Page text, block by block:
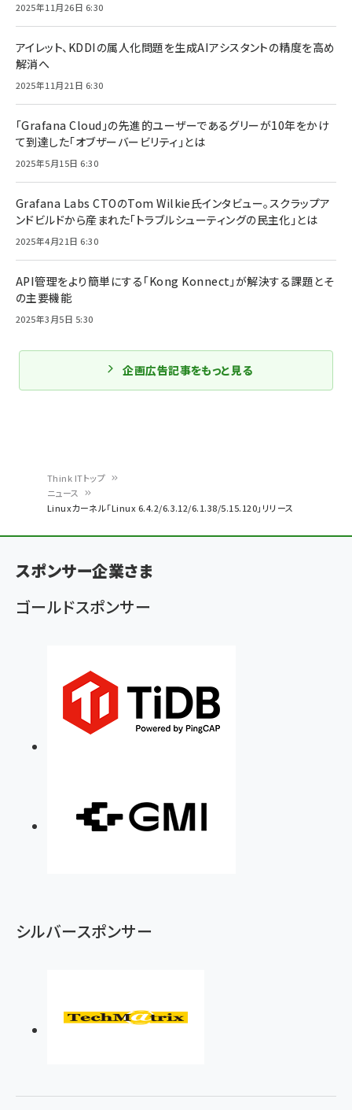
ン
く
ず
Think ITトップ
ニュース
Linuxカーネル「Linux 6.4.2/6.3.12/6.1.38/5.15.120」リリース
2025年11月26日 6:30
アイレット、KDDIの属人化問題を生成AIアシスタントの精度を高め
解消へ
2025年11月21日 6:30
「Grafana Cloud」の先進的ユーザーであるグリーが10年をかけ
て到達した「オブザーバービリティ」とは
2025年5月15日 6:30
Grafana Labs CTOのTom Wilkie氏インタビュー。スクラップア
ンドビルドから産まれた「トラブルシューティングの民主化」とは
2025年4月21日 6:30
API管理をより簡単にする「Kong Konnect」が解決する課題とそ
の主要機能
2025年3月5日 5:30
企画広告記事をもっと見る
スポンサー企業さま
ゴールドスポンサー
シルバースポンサー